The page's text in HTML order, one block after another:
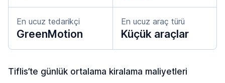
En ucuz tedarikçi
GreenMotion
En ucuz araç türü
Küçük araçlar
Tiflis’te günlük ortalama kiralama maliyetleri